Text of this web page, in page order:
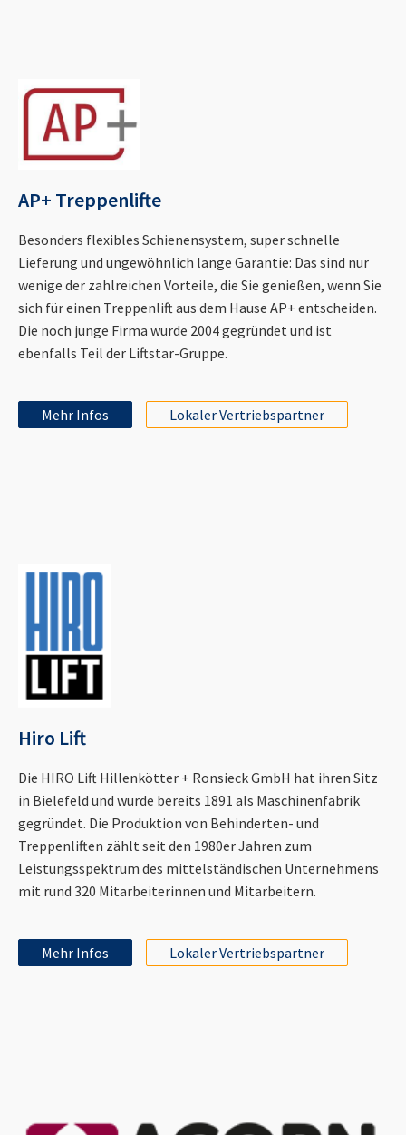
AP+ Treppenlifte
Besonders flexibles Schienensystem, super schnelle
Lieferung und ungewöhnlich lange Garantie: Das sind nur
wenige der zahlreichen Vorteile, die Sie genießen, wenn Sie
sich für einen Treppenlift aus dem Hause AP+ entscheiden.
Die noch junge Firma wurde 2004 gegründet und ist
ebenfalls Teil der Liftstar-Gruppe.
Mehr Infos Lokaler Vertriebspartner
Hiro Lift
Die HIRO Lift Hillenkötter + Ronsieck GmbH hat ihren Sitz
in Bielefeld und wurde bereits 1891 als Maschinenfabrik
gegründet. Die Produktion von Behinderten- und
Treppenliften zählt seit den 1980er Jahren zum
Leistungsspektrum des mittelständischen Unternehmens
mit rund 320 Mitarbeiterinnen und Mitarbeitern.
Mehr Infos Lokaler Vertriebspartner